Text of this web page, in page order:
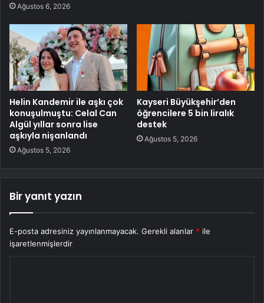
Ağustos 6, 2026
Helin Kandemir ile aşkı çok
konuşulmuştu: Celal Can
Algül yıllar sonra lise
aşkıyla nişanlandı
Ağustos 5, 2026
Kayseri Büyükşehir’den
öğrencilere 5 bin liralık
destek
Ağustos 5, 2026
Bir yanıt yazın
E-posta adresiniz yayınlanmayacak. Gerekli alanlar * ile
işaretlenmişlerdir